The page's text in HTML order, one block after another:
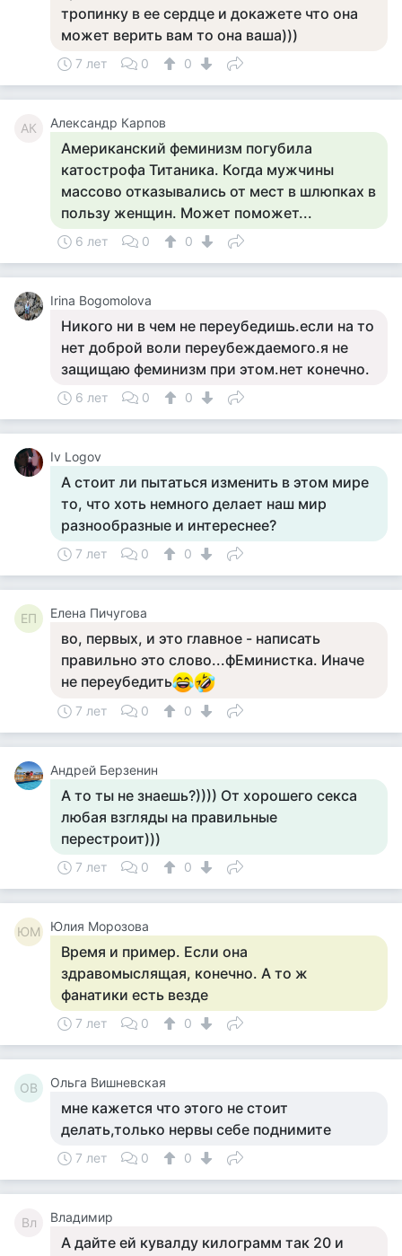
тропинку в ее сердце и докажете что она
может верить вам то она ваша)))
7 лет 0 0
АК Александр Карпов
Американский феминизм погубила
катострофа Титаника. Когда мужчины
массово отказывались от мест в шлюпках в
пользу женщин. Может поможет...
6 лет 0 0
Irina Bogomolova
Никого ни в чем не переубедишь.если на то
нет доброй воли переубеждаемого.я не
защищаю феминизм при этом.нет конечно.
6 лет 0 0
Iv Logov
А стоит ли пытаться изменить в этом мире
то, что хоть немного делает наш мир
разнообразные и интереснее?
7 лет 0 0
ЕП Елена Пичугова
во, первых, и это главное - написать
правильно это слово...фЕминистка. Иначе
не переубедить
7 лет 0 0
Андрей Берзенин
А то ты не знаешь?)))) От хорошего секса
любая взгляды на правильные
перестроит)))
7 лет 0 0
ЮМ Юлия Морозова
Время и пример. Если она
здравомыслящая, конечно. А то ж
фанатики есть везде
7 лет 0 0
ОВ Ольга Вишневская
мне кажется что этого не стоит
делать,только нервы себе поднимите
7 лет 0 0
Вл Владимир
А дайте ей кувалду килограмм так 20 и